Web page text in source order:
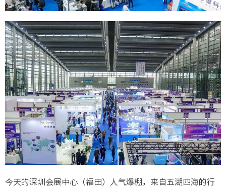
今天的深圳会展中心（福田）人气爆棚，来自五湖四海的行